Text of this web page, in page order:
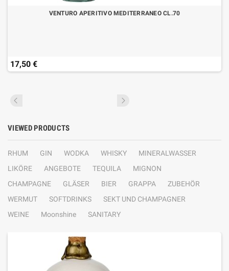
VENTURO APERITIVO MEDITERRANEO CL.70
17,50 €
VIEWED PRODUCTS
RHUM GIN WODKA WHISKY
MINERALWASSER
LIKÖRE
ANGEBOTE TEQUILA
MIGNON
CHAMPAGNE
GLÄSER BIER GRAPPA
ZUBEHÖR
WERMUT
SOFTDRINKS
SEKT UND CHAMPAGNER
WEINE
Moonshine SANITARY